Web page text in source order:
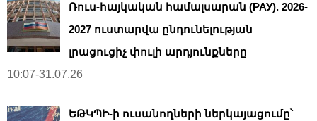
Ռուս-հայկական համալսարան (РАУ). 2026-
2027 ուստարվա ընդունելության
լրացուցիչ փուլի արդյունքները
10:07-31.07.26
ԵԹԿՊԻ-ի ուսանողների ներկայացումը՝